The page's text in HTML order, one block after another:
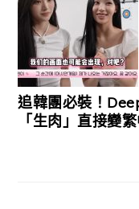
追韓團必裝！
「生肉」直接變